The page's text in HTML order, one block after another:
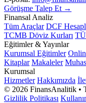
Görüşme Talep Et →
Finansal Analiz
Tüm Araçlar DCF
TCMB Döviz Kurları
Eğitimler & Yayınlar
Kurumsal Eğitimler
Kitaplar Makaleler
Kurumsal
Hizmetler Hakkımızda
© 2026 FinansAnalitik •
Gizlilik Politikası